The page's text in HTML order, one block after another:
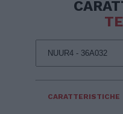
CARATTERISTICHE